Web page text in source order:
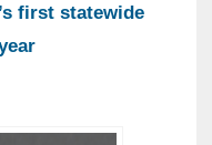
first statewide